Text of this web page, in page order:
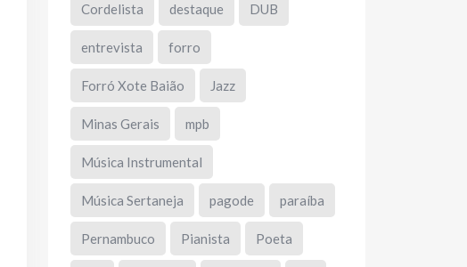
Cordelista destaque DUB
entrevista forro
Forró Xote Baião Jazz
Minas Gerais mpb
Música Instrumental
Música Sertaneja pagode paraíba
Pernambuco Pianista Poeta